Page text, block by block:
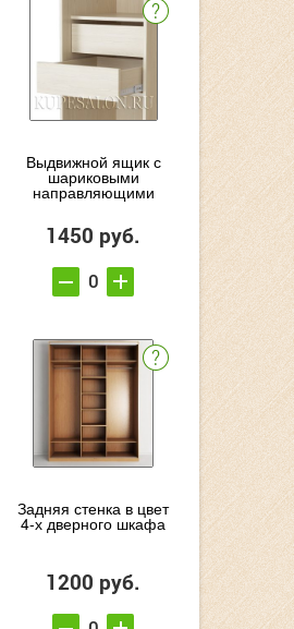
Выдвижной ящик с
шариковыми
направляющими
1450 руб.
Задняя стенка в цвет
4-х дверного шкафа
1200 руб.